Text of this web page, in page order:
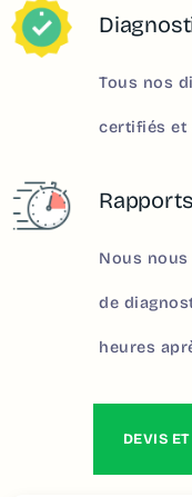
Tous nos
certifiés et
Nous
de
heures
DEVIS